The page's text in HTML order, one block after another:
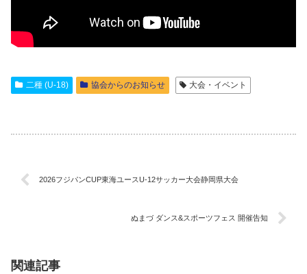
二種 (U-18) 協会からのお知らせ 大会・イベント
2026フジパンCUP東海ユースU-12サッカー大会静岡県大会
ぬまづ ダンス&スポーツフェス 開催告知
関連記事